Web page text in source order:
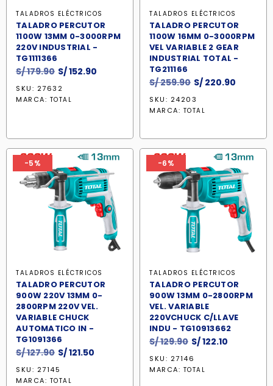
TALADROS ELÉCTRICOS
TALADRO PERCUTOR
1100W 13MM 0-3000RPM
220V INDUSTRIAL -
TG1111366
S/179.90 El
precio
original
S/152.90
SKU: 27632
MARCA: TOTAL
TALADROS ELÉCTRICOS
TALADRO PERCUTOR
1100W 16MM 0-3000RPM
VEL VARIABLE 2 GEAR
INDUSTRIAL TOTAL -
TG211166
S/259.90 El
precio
original
S/ 220.90
SKU: 24203
MARCA: TOTAL
-5%
TALADROS ELÉCTRICOS
TALADRO PERCUTOR
900W 220V 13MM 0-
2800RPM 220V VEL.
VARIABLE CHUCK
AUTOMATICO IN -
TG1091366
S/127.90 El
precio
original
S/121.50
SKU: 27145
MARCA: TOTAL
-6%
TALADROS ELÉCTRICOS
TALADRO PERCUTOR
900W 13MM 0-2800RPM
VEL. VARIABLE
220VCHUCK C/LLAVE
INDU - TG10913662
S/129.90 El
precio
original
S/122.10
SKU: 27146
MARCA: TOTAL